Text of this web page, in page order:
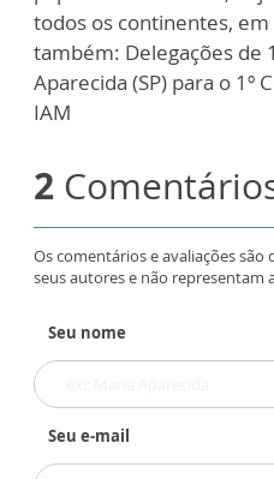
todos os continentes,
também: Delegações de
Aparecida (SP) para o 1º
IAM
2
Os comentários e avaliações
seus autores e não representam
Seu nome
Seu e-mail